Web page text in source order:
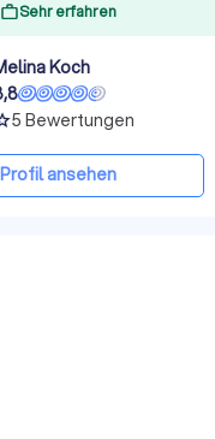
Sehr erfahren
Koch
5 Bewertungen
Profil ansehen